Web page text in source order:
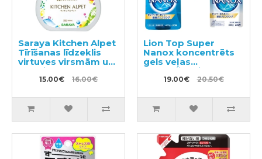
Saraya Kitchen Alpet
Tīrīšanas līdzeklis
virtuves virsmām un
traukiem 400ml
15.00€ 16.00€
Lion Top Super
Nanox koncentrēts
gels veļas
mazgāšanai 400g +
pildviela 350g
19.00€ 20.50€